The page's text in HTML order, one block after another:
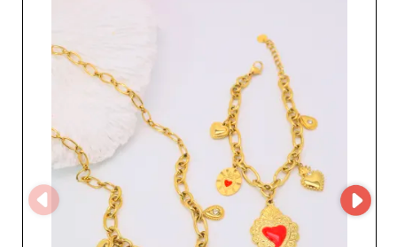
raffinato o di completare un look con uno dei loro top
eleganti, Dc Style propone prodotti in grado di
valorizzare ogni outfit femminile. Oltre alla qualità dei
suoi prodotti, Dc Style utilizza MicroStore, una
tecnologia ottimizzata che garantisce una gestione degli
ordini fluida ed efficiente. Questo si traduce in
un'esperienza cliente migliorata, tempi di elaborazione
ridotti e un servizio clienti reattivo, facendo di Dc Style
un partner affidabile su cui puoi contare. Scegliere Dc
Style significa optare per un grossista affidabile che
unisce servizio di qualità e prodotti ricercati. Significa
anche beneficiare di un vantaggio competitivo
accedendo a prodotti esclusivi che attireranno
l'attenzione nella tua vetrina. Entra nell'universo di Dc
Style e lasciati sedurre dalle loro creazioni, che
trasformeranno le tue collezioni in veri successi presso la
tua clientela femminile.